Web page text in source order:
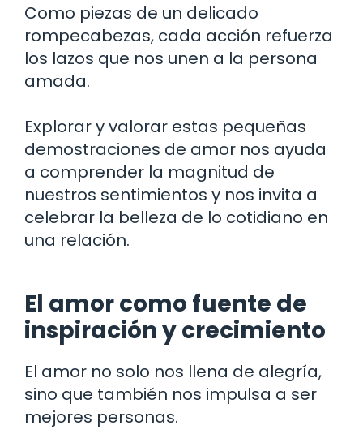
Como piezas de un delicado
rompecabezas, cada acción refuerza
los lazos que nos unen a la persona
amada.
Explorar y valorar estas pequeñas
demostraciones de amor nos ayuda
a comprender la magnitud de
nuestros sentimientos y nos invita a
celebrar la belleza de lo cotidiano en
una relación.
El amor como fuente de
inspiración y crecimiento
El amor no solo nos llena de alegría,
sino que también nos impulsa a ser
mejores personas.